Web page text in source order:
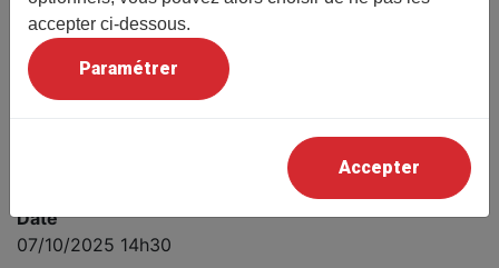
Conférencier
Christine DE LANGLE
Prix
Gratuit pour les adhérents
10 € (la conférence est donc ouverte aux non
Date
07/10/2025 14h30
accepter ci-dessous.
Paramétrer
Accepter